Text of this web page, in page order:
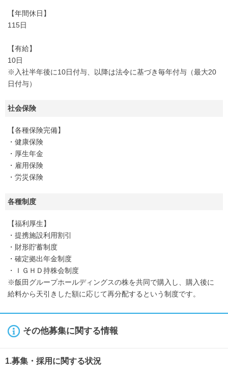
【年間休日】
115日
【有給】
10日
※入社半年後に10日付与、以降は法令に基づき毎年付与（最大20
日付与）
社会保険
【各種保険完備】
・健康保険
・厚生年金
・雇用保険
・労災保険
各種制度
【福利厚生】
・提携施設利用割引
・財形貯蓄制度
・確定拠出年金制度
・ＩＧＨＤ持株会制度
※飯田グループホールディングスの株を共同で購入し、購入後に
給料から天引きした額に応じて再分配するという制度です。
その他募集に関する情報
1.募集・採用に関する状況